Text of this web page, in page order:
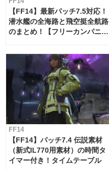
【FF14】最新パッチ7.5対応！
潜水艦の全海路と飛空挺全航路
のまとめ！【フリーカンパニ
FF14
【FF14】パッチ7.4 伝説素材
（新式IL770用素材）の時間タ
イマー付き！タイムテーブル